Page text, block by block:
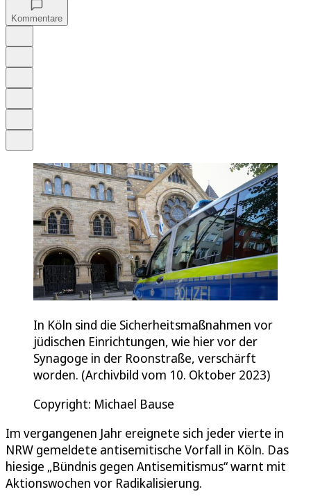
Kommentare
In Köln sind die Sicherheitsmaßnahmen vor
jüdischen Einrichtungen, wie hier vor der
Synagoge in der Roonstraße, verschärft
worden. (Archivbild vom 10. Oktober 2023)
Copyright: Michael Bause
Im vergangenen Jahr ereignete sich jeder vierte in
NRW gemeldete antisemitische Vorfall in Köln. Das
hiesige „Bündnis gegen Antisemitismus“ warnt mit
Aktionswochen vor Radikalisierung.